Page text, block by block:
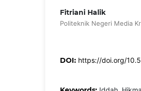
Fitriani Halik
Politeknik Negeri Media
DOI: https://doi.org/